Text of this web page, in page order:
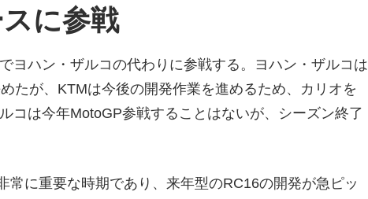
に参戦
ヨハン・ザルコの代わりに参戦する。ヨハン・ザルコは
たが、KTMは今後の開発作業を進めるため、カリオを
コは今年MotoGP参戦することはないが、シーズン終了
に重要な時期であり、来年型のRC16の開発が急ピッ